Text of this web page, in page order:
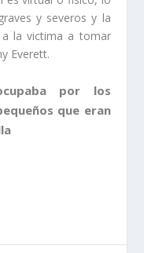
y severos y la
la victima a tomar
Everett.
por los
que eran